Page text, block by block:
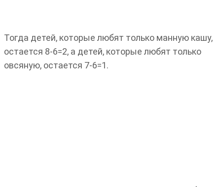
Тогда детей, которые любят только манную кашу,
остается 8-6=2, а детей, которые любят только
овсяную, остается 7-6=1.